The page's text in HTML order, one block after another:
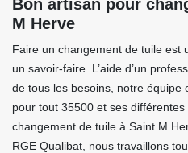
Bon artisan pour
M Herve
Faire un changement de tuile est
un savoir-faire. L’aide d’un
de tous les besoins, notre équipe
pour tout 35500 et ses
changement de tuile à Saint M
RGE Qualibat, nous travaillons